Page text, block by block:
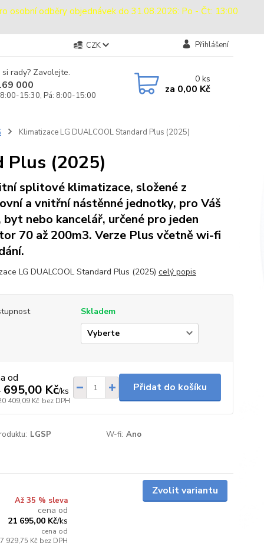
osobní odběry objednávek do 31.08.2026: Po - Čt: 13:00
CZK Přihlášení
rady? Zavolejte.
000
15:30, Pá: 8:00-15:00
0ks
za 0,00 Kč
Klimatizace LG DUALCOOL Standard Plus (2025)
Plus (2025)
splitové klimatizace, složené z
a vnitřní nástěnné jednotky, pro Váš
byt nebo kancelář, určené pro jeden
70 až 200m3. Verze Plus včetně wi-fi
LG DUALCOOL Standard Plus (2025) celý popis
Skladem
od
695,00 Kč/ks
409,09 Kč bez DPH
Přidat do košíku
LGSP W-fi: Ano
Až 35 % sleva
cena od
21 695,00 Kč/ks
cena od
929,75 Kč bez DPH
Zvolit variantu